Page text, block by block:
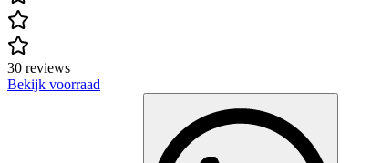
30 reviews
Bekijk voorraad